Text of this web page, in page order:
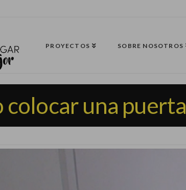
PROYECTOS SOBRE NOSOTROS
colocar una puerta